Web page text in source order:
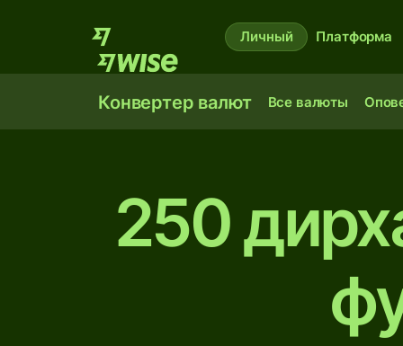
Личный Платформа
Конвертер валют Все валюты
250